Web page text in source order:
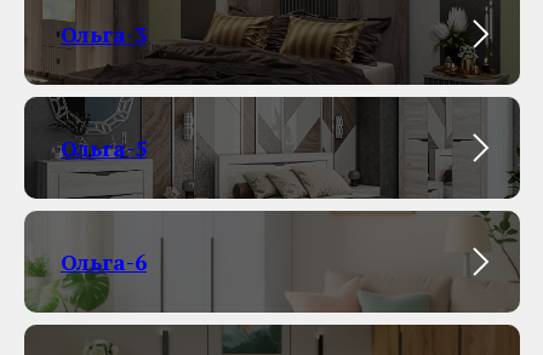
Ольга-3
Ольга-5
Ольга-6